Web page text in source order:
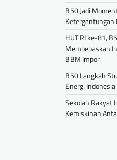
B50 Jadi
HUT RI ke-81,
Membebaskan
BBM Impor
B50 Langkah
Energi Indonesia
Sekolah Rakyat
Kemiskinan